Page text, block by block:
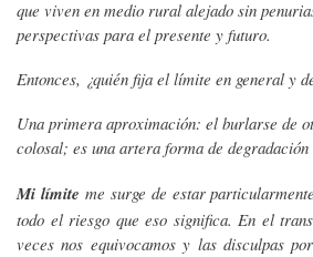
que viven en medio rural alejado sin
perspectivas para el presente y futuro.
Entonces, ¿quién fija el límite en general y
Una primera aproximación: el burlarse de
colosal; es una artera forma de
Mi límite me surge de estar
todo el riesgo que eso significa. En el
veces nos equivocamos y las disculpas